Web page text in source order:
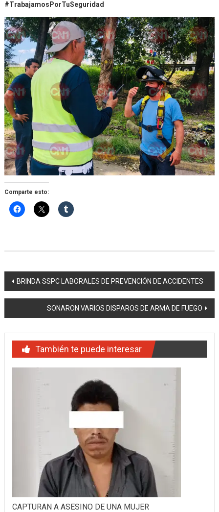
#TrabajamosPorTuSeguridad
Comparte esto:
Navegación
de
entradas
BRINDA SSPC LABORALES DE PREVENCIÓN DE ACCIDENTES
SONARON VARIOS DISPAROS DE ARMA DE FUEGO
También te puede interesar
CAPTURAN A ASESINO DE UNA MUJER